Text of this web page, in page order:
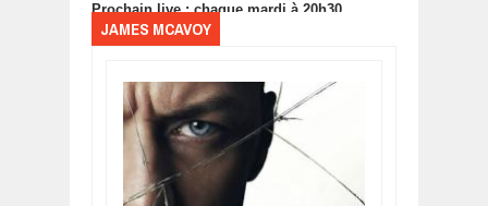
Prochain live : chaque mardi à 20h30
JAMES MCAVOY